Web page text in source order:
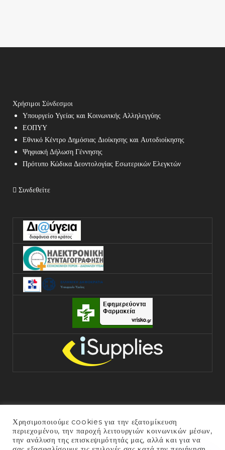
Χρήσιμοι Σύνδεσμοι
Υπουργείο Υγείας και Κοινωνικής Αλληλεγγύης
ΕΟΠΥΥ
Εθνικό Κέντρο Δημόσιας Διοίκησης και Αυτοδιοίκησης
Ψηφιακή Δήλωση Γέννησης
Πρότυπο Κώδικα Δεοντολογίας Εσωτερικών Ελεγκτών
Συνδεθείτε
COPYRIGHT © 2025 ΓΕΝΙΚΌ ΝΟΣΟΚΟΜΕΊΟ ΆΡΤΑΣ. ALL RIGHTS
Χρησιμοποιούμε cookies για την εξατομίκευση
περιεχομένου, την παροχή λειτουργιών κοινωνικών μέσων,
την ανάλυση της επισκεψιμότητάς μας, αλλά και για να